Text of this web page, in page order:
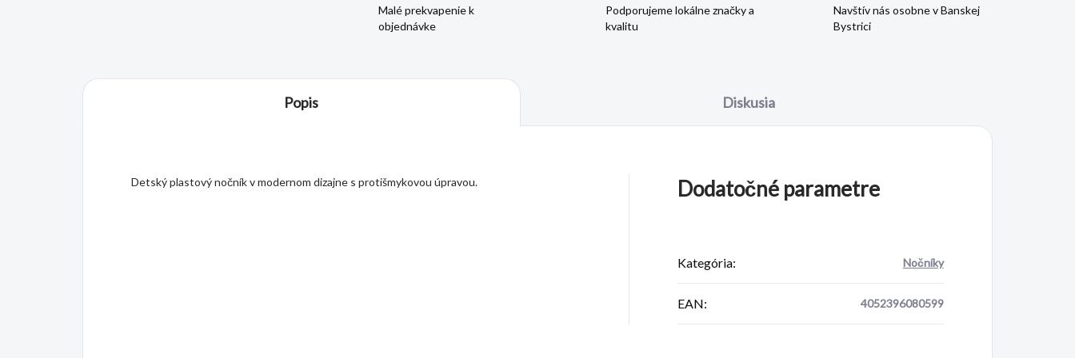
Malé prekvapenie k
objednávke
Podporujeme lokálne značky a
kvalitu
Navštív nás osobne v Banskej
Bystrici
Popis Diskusia
Detský plastový nočník v modernom dizajne s protišmykovou úpravou. Dodatočné parametre
Kategória: Nočníky
EAN: 4052396080599